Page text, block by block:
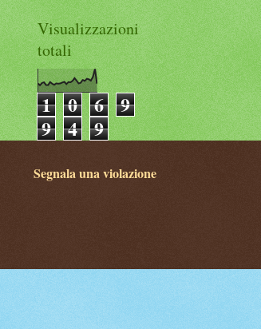
Visualizzazioni
totali
1 0 6 9
9 4 9
Segnala una violazione